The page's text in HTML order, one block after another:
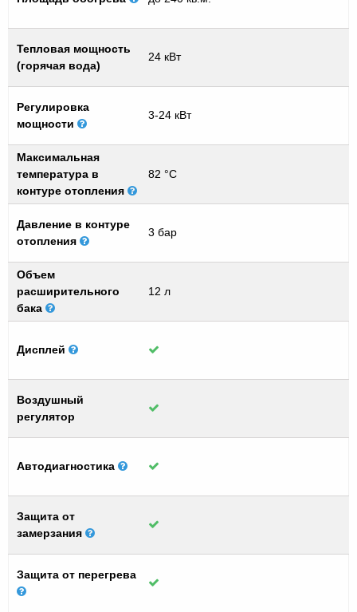
Тепловая мощность
(горячая вода)
24 кВт
Регулировка
мощности
3-24 кВт
Максимальная
температура в
контуре отопления
82 °C
Давление в контуре
отопления
3 бар
Объем
расширительного
бака
12 л
Дисплей
Воздушный
регулятор
Автодиагностика
Защита от
замерзания
Защита от перегрева